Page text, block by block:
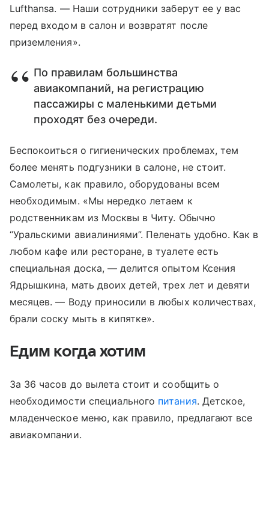
Lufthansa. — Наши сотрудники заберут ее у вас
перед входом в салон и возвратят после
приземления».
По правилам большинства
авиакомпаний, на регистрацию
пассажиры с маленькими детьми
проходят без очереди.
Беспокоиться о гигиенических проблемах, тем
более менять подгузники в салоне, не стоит.
Самолеты, как правило, оборудованы всем
необходимым. «Мы нередко летаем к
родственникам из Москвы в Читу. Обычно
“Уральскими авиалиниями”. Пеленать удобно. Как в
любом кафе или ресторане, в туалете есть
специальная доска, — делится опытом Ксения
Ядрышкина, мать двоих детей, трех лет и девяти
месяцев. — Воду приносили в любых количествах,
брали соску мыть в кипятке».
Едим когда хотим
За 36 часов до вылета стоит и сообщить о
необходимости специального питания. Детское,
младенческое меню, как правило, предлагают все
авиакомпании.